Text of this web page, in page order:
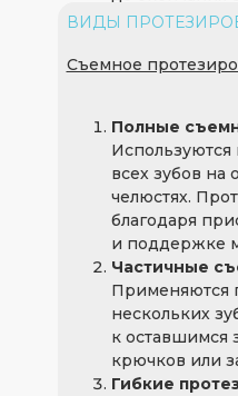
Съемное
Полные
Используются
всех зубов на
челюстях.
благодаря
и поддержке
Частичные
Применяются
нескольких
к оставшимся
крючков или
Гибкие
ВИДЫ